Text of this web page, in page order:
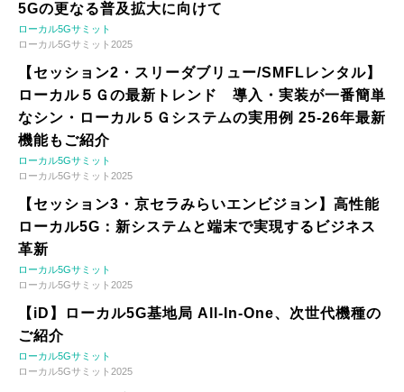
5Gの更なる普及拡大に向けて
ローカル5Gサミット
ローカル5Gサミット2025
【セッション2・スリーダブリュー/SMFLレンタル】
ローカル５Ｇの最新トレンド 導入・実装が一番簡単
なシン・ローカル５Ｇシステムの実用例 25-26年最新
機能もご紹介
ローカル5Gサミット
ローカル5Gサミット2025
【セッション3・京セラみらいエンビジョン】高性能
ローカル5G：新システムと端末で実現するビジネス
革新
ローカル5Gサミット
ローカル5Gサミット2025
【iD】ローカル5G基地局 All-In-One、次世代機種の
ご紹介
ローカル5Gサミット
ローカル5Gサミット2025